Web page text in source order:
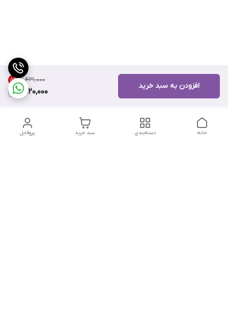
۷٬۴۳۱٬۰۰۰ 5%
7,020,000
افزودن به سبد خرید
پروفایل سبد خرید دسته‌بندی خانه